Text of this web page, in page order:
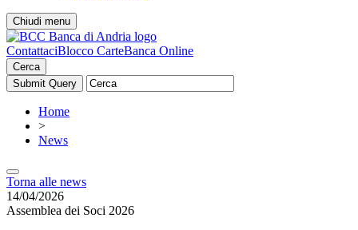
Chiudi menu
ContattaciBlocco CarteBanca Online
Cerca
Home
>
News
Torna alle news
14/04/2026
Assemblea dei Soci 2026